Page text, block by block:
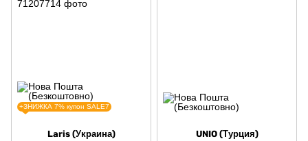
+ЗНИЖКА 7% купон SALE7
Laris (Украина) UNIO (Турция)